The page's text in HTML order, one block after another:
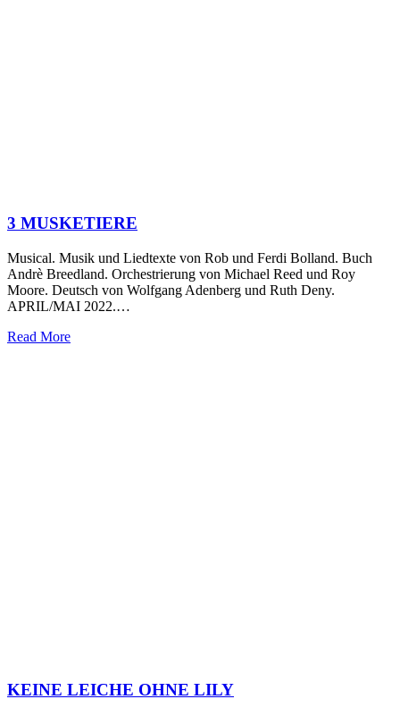
3 MUSKETIERE
Musical. Musik und Liedtexte von Rob und Ferdi Bolland. Buch
Andrè Breedland. Orchestrierung von Michael Reed und Roy
Moore. Deutsch von Wolfgang Adenberg und Ruth Deny.
APRIL/MAI 2022.…
Read More
KEINE LEICHE OHNE LILY